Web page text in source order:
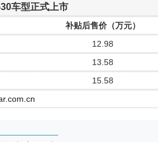
车型正式上市
补贴后售价（万元）
12.98
13.58
15.58